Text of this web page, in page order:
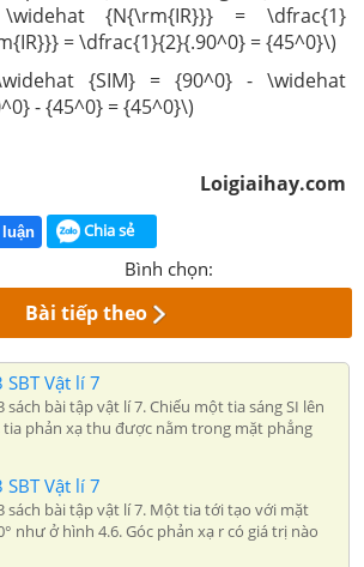
{N{\rm{IR}}} = \dfrac{1}
= \dfrac{1}{2}{.90^0} = {45^0}\)
{SIM} = {90^0} - \widehat
- {45^0} = {45^0}\)
Loigiaihay.com
luận Chia sẻ
Bình chọn:
Bài tiếp theo
Vật lí 7
sách bài tập vật lí 7. Chiếu một tia sáng SI lên
phản xạ thu được nằm trong mặt phẳng
Vật lí 7
sách bài tập vật lí 7. Một tia tới tạo với mặt
như ở hình 4.6. Góc phản xạ r có giá trị nào